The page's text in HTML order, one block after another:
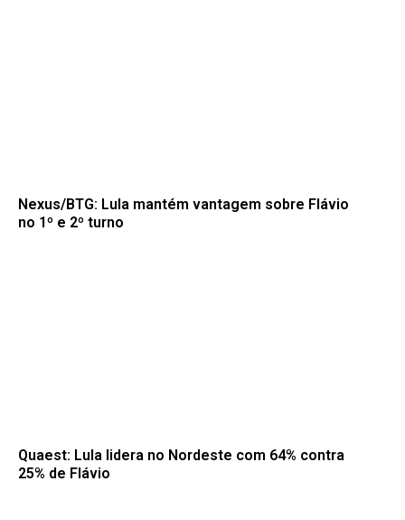
Nexus/BTG: Lula mantém vantagem sobre Flávio
no 1º e 2º turno
Quaest: Lula lidera no Nordeste com 64% contra
25% de Flávio